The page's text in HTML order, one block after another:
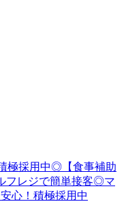
極採用中◎【食事補助
フレジで簡単接客◎マ
心！積極採用中